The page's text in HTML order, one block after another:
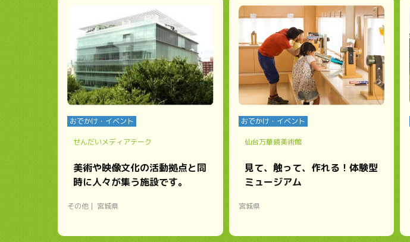
おでかけ・イベント
せんだいメディアテーク
美術や映像文化の活動拠点と同
時に人々が集う施設です。
その他 宮城県
おでかけ・イベント
仙台万華鏡美術館
見て、触って、作れる！体験型
ミュージアム
宮城県